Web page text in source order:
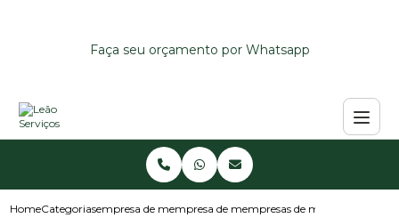
Faça seu orçamento por Whatsapp
HomeCategoriasempresa de monitoramentoempresa de monitoramento de alarmes
empresas de monitoramento